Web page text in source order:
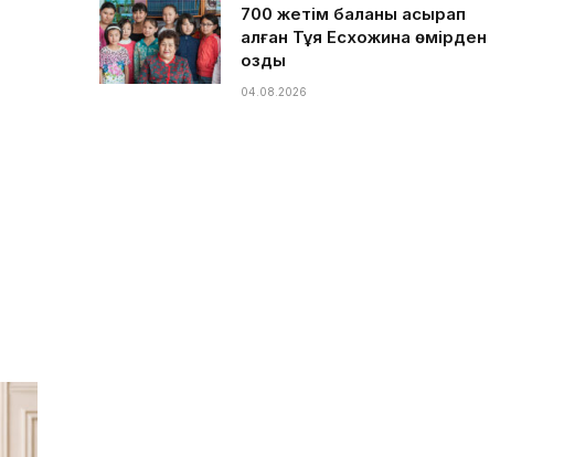
700 жетім баланы асырап
алған Тұяқ Есхожина өмірден
озды
04.08.2026